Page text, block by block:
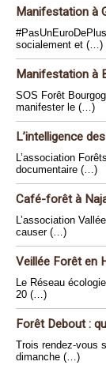
Manifestation à
socialement et (…)
Manifestation à
SOS Forêt
manifester le (…)
L’intelligence
L’association
documentaire (…)
Café-forêt à
L’association
causer (…)
Veillée Forêt en
Le Réseau
20 (…)
Forêt Debout :
Trois rendez-vous
dimanche (…)